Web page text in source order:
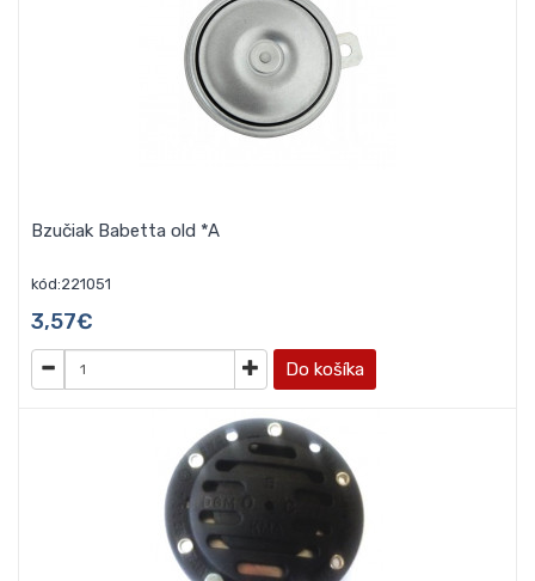
Bzučiak Babetta old *A
kód:221051
3,57€
Do košíka